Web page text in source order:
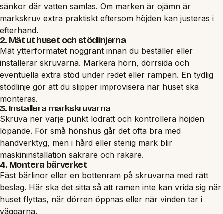
sänkor där vatten samlas. Om marken är ojämn är
markskruv extra praktiskt eftersom höjden kan justeras i
efterhand.
2. Mät ut huset och stödlinjerna
Mät ytterformatet noggrant innan du beställer eller
installerar skruvarna. Markera hörn, dörrsida och
eventuella extra stöd under redet eller rampen. En tydlig
stödlinje gör att du slipper improvisera när huset ska
monteras.
3. Installera markskruvarna
Skruva ner varje punkt lodrätt och kontrollera höjden
löpande. För små hönshus går det ofta bra med
handverktyg, men i hård eller stenig mark blir
maskininstallation säkrare och rakare.
4. Montera bärverket
Fäst bärlinor eller en bottenram på skruvarna med rätt
beslag. Här ska det sitta så att ramen inte kan vrida sig när
huset flyttas, när dörren öppnas eller när vinden tar i
väggarna.